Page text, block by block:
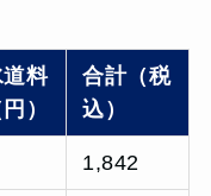
料
）
合計（税
込）
1,842